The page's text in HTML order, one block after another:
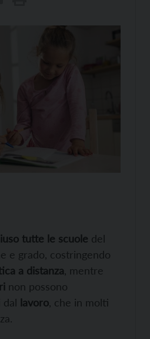
tutte le scuole del
e grado, costringendo
a distanza , mentre
non possono
dal lavoro , che in molti